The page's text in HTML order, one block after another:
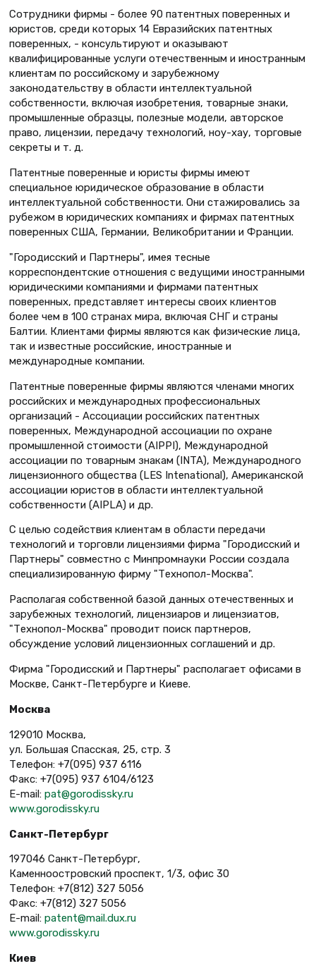
Сотрудники фирмы - более 90 патентных поверенных и
юристов, среди которых 14 Евразийских патентных
поверенных, - консультируют и оказывают
квалифицированные услуги отечественным и иностранным
клиентам по российскому и зарубежному
законодательству в области интеллектуальной
собственности, включая изобретения, товарные знаки,
промышленные образцы, полезные модели, авторское
право, лицензии, передачу технологий, ноу-хау, торговые
секреты и т. д.
Патентные поверенные и юристы фирмы имеют
специальное юридическое образование в области
интеллектуальной собственности. Они стажировались за
рубежом в юридических компаниях и фирмах патентных
поверенных США, Германии, Великобритании и Франции.
"Городисский и Партнеры", имея тесные
корреспондентские отношения с ведущими иностранными
юридическими компаниями и фирмами патентных
поверенных, представляет интересы своих клиентов
более чем в 100 странах мира, включая СНГ и страны
Балтии. Клиентами фирмы являются как физические лица,
так и известные российские, иностранные и
международные компании.
Патентные поверенные фирмы являются членами многих
российских и международных профессиональных
организаций - Ассоциации российских патентных
поверенных, Международной ассоциации по охране
промышленной стоимости (AIPPI), Международной
ассоциации по товарным знакам (INTA), Международного
лицензионного общества (LES Intenational), Американской
ассоциации юристов в области интеллектуальной
собственности (AIPLA) и др.
С целью содействия клиентам в области передачи
технологий и торговли лицензиями фирма "Городисский и
Партнеры" совместно с Минпромнауки России создала
специализированную фирму "Технопол-Москва".
Располагая собственной базой данных отечественных и
зарубежных технологий, лицензиаров и лицензиатов,
"Технопол-Москва" проводит поиск партнеров,
обсуждение условий лицензионных соглашений и др.
Фирма "Городисский и Партнеры" располагает офисами в
Москве, Санкт-Петербурге и Киеве.
Москва
129010 Москва,
ул. Большая Спасская, 25, стр. 3
Телефон: +7(095) 937 6116
Факс: +7(095) 937 6104/6123
E-mail: pat@gorodissky.ru
www.gorodissky.ru
Санкт-Петербург
197046 Санкт-Петербург,
Каменноостровский проспект, 1/3, офис 30
Телефон: +7(812) 327 5056
Факс: +7(812) 327 5056
E-mail: patent@mail.dux.ru
www.gorodissky.ru
Киев